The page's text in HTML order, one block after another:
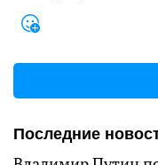
Последние